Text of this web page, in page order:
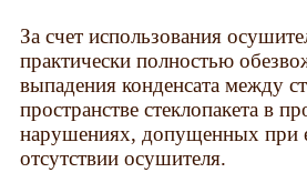
За счет использования
практически полностью
выпадения конденсата между
пространстве стеклопакета в
нарушениях, допущенных при
отсутствии осушителя.